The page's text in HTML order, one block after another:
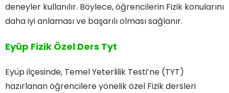
deneyler kullanılır. Böylece, öğrencilerin Fizik konularını
daha iyi anlaması ve başarılı olması sağlanır.
Eyüp Fizik Özel Ders Tyt
Eyüp ilçesinde, Temel Yeterlilik Testi’ne (TYT)
hazırlanan öğrencilere yönelik özel Fizik dersleri